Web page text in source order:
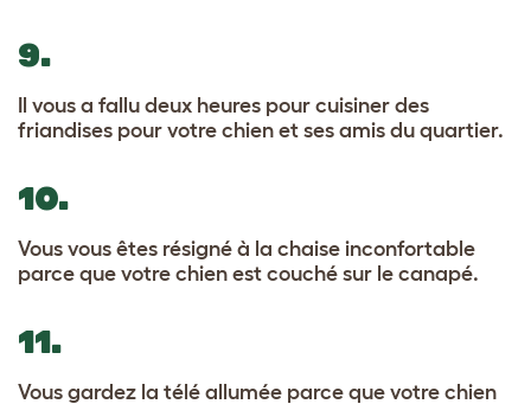
9.
Il vous a fallu deux heures pour cuisiner des
friandises pour votre chien et ses amis du quartier.
10.
Vous vous êtes résigné à la chaise inconfortable
parce que votre chien est couché sur le canapé.
11.
Vous gardez la télé allumée parce que votre chien